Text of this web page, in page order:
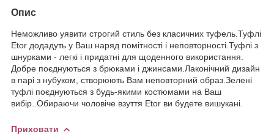
Опис
Неможливо уявити строгий стиль без класичних туфель.Туфлі
Etor додадуть у Ваш наряд помітності і неповторності.Туфлі з
шнурками - легкі і придатні для щоденного використання.
Добре поєднуються з брюками і джинсами.Лаконічний дизайн
в парі з нубуком, створюють Вам неповторний образ.Зелені
туфлі поєднуються з будь-якими костюмами на Ваш
вибір..Обираючи чоловіче взуття Etor ви будете вишукані.
Приховати